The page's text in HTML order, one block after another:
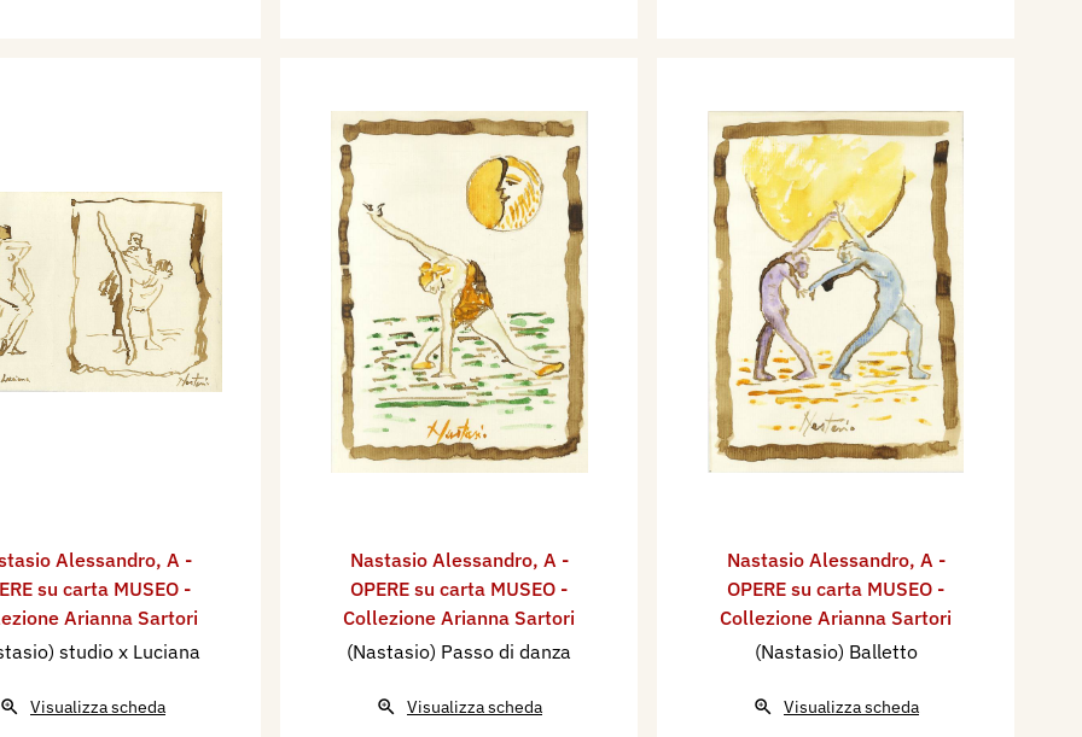
Alessandro, A -
su carta MUSEO -
Arianna Sartori
studio x Luciana
Visualizza scheda
Nastasio Alessandro, A -
OPERE su carta MUSEO -
Collezione Arianna Sartori
(Nastasio) Passo di danza
Visualizza scheda
Nastasio Alessandro, A -
OPERE su carta MUSEO -
Collezione Arianna Sartori
(Nastasio) Balletto
Visualizza scheda